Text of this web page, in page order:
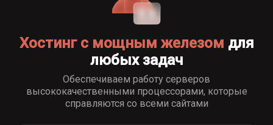
Хостинг с мощным железом для
любых задач
Обеспечиваем работу серверов
высококачественными процессорами, которые
справляются со всеми сайтами